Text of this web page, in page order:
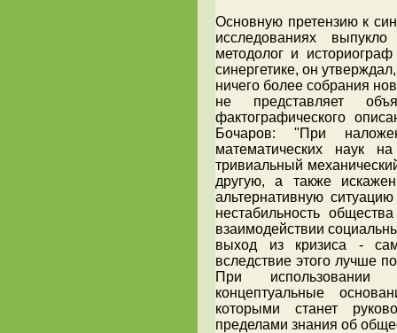
Основную претензию к
исследованиях
методолог и
синергетике, он
ничего более собрания
не представляет
фактографического
Бочаров: "При
математических наук
тривиальный
другую, а также
альтернативную
нестабильность
взаимодействии
выход из кризиса -
вследствие этого лучше
При использовании
концептуальные
которыми станет
пределами знания об